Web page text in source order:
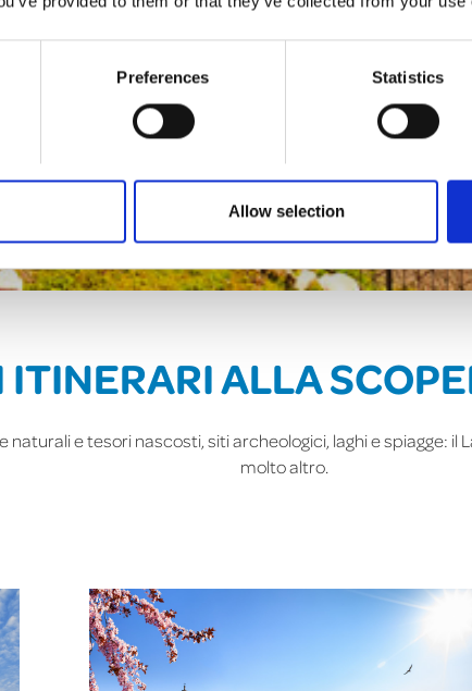
Preferences Statistics
Allow selection
ITINERARI ALLA
naturali e tesori nascosti, siti archeologici, laghi e spiagge:
molto altro.